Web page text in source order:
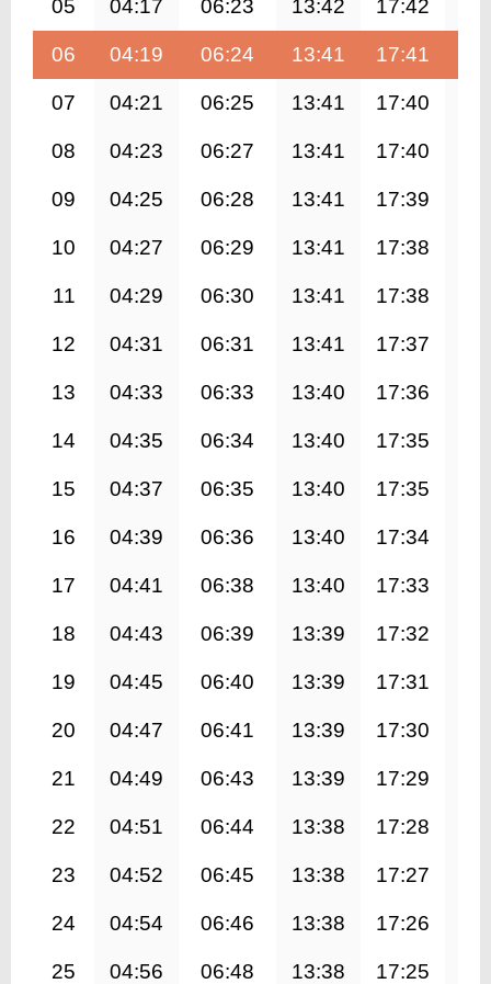
05 04:17 06:23 13:42 17:42
06 04:19 06:24 13:41 17:41
07 04:21 06:25 13:41 17:40
08 04:23 06:27 13:41 17:40
09 04:25 06:28 13:41 17:39
10 04:27 06:29 13:41 17:38
11 04:29 06:30 13:41 17:38
12 04:31 06:31 13:41 17:37
13 04:33 06:33 13:40 17:36
14 04:35 06:34 13:40 17:35
15 04:37 06:35 13:40 17:35
16 04:39 06:36 13:40 17:34
17 04:41 06:38 13:40 17:33
18 04:43 06:39 13:39 17:32
19 04:45 06:40 13:39 17:31
20 04:47 06:41 13:39 17:30
21 04:49 06:43 13:39 17:29
22 04:51 06:44 13:38 17:28
23 04:52 06:45 13:38 17:27
24 04:54 06:46 13:38 17:26
25 04:56 06:48 13:38 17:25